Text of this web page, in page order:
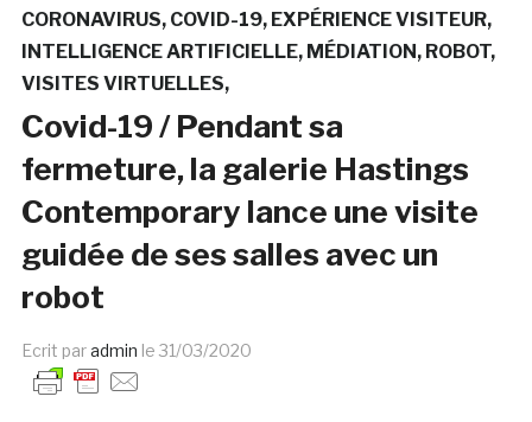
CORONAVIRUS COVID-19 EXPÉRIENCE VISITEUR
INTELLIGENCE ARTIFICIELLE MÉDIATION ROBOT
VISITES VIRTUELLES
Covid-19 / Pendant sa
fermeture, la galerie Hastings
Contemporary lance une visite
guidée de ses salles avec un
robot
Ecrit paradmin le 31/03/2020